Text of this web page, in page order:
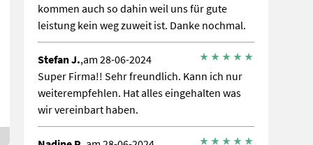
kommen auch so dahin weil uns für gute
leistung kein weg zuweit ist. Danke nochmal.
Stefan J.,am 28-06-2024
Super Firma!! Sehr freundlich. Kann ich nur
weiterempfehlen. Hat alles eingehalten was
wir vereinbart haben.